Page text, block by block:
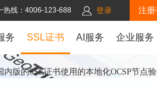
热线：4006-123-688 登录 注册
务 SSL证书 AI服务 企业服务
版的SSL证书使用的本地化OCSP节点